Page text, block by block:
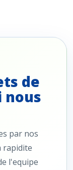
de
nous
par nos
rapidite
l'equipe